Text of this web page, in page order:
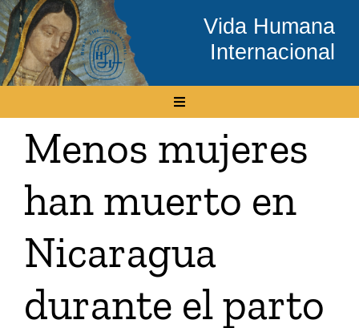
Skip
to
content
Vida Humana
Internacional
Toggle
Inicio
Conócenos
Temas
Boletín Electrónico
Menos mujeres
han muerto en
Nicaragua
durante el parto